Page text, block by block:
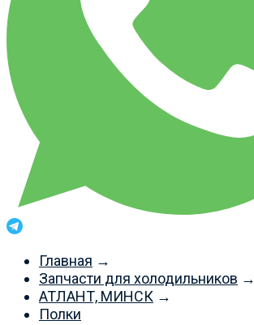
Главная →
Запчасти для холодильников →
АТЛАНТ, МИНСК →
Полки